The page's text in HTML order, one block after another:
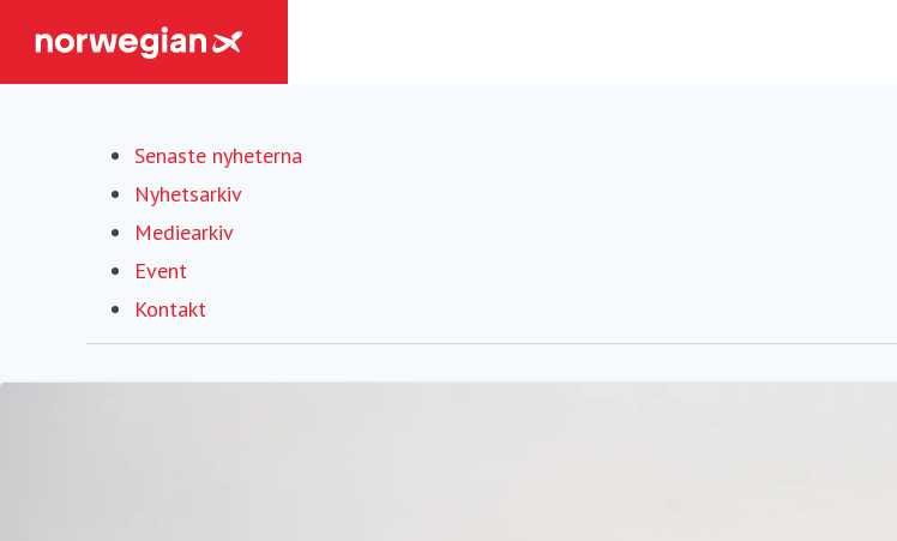
Senaste nyheterna
Nyhetsarkiv
Mediearkiv
Event
Kontakt